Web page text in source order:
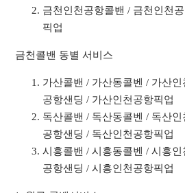
금천인천공항콜밴 / 금천인천
픽업
금천콜밴 동별 서비스
가산콜밴 / 가산동콜벤 / 가산
공항샌딩 / 가산인천공항픽업
독산콜밴 / 독산동콜벤 / 독산
공항샌딩 / 독산인천공항픽업
시흥콜밴 / 시흥동콜벤 / 시흥
공항샌딩 / 시흥인천공항픽업